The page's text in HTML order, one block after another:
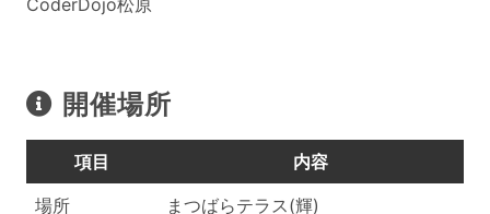
CoderDojo松原
開催場所
項目
内容
場所
まつばらテラス(輝)